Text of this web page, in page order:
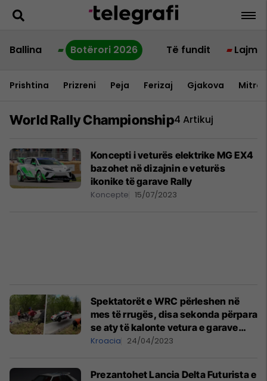
Ballina Botërori 2026 Të fundit Lajme
Prishtina Prizreni Peja Ferizaj Gjakova
World Rally Championship4 Artikuj
Koncepti i veturës elektrike MG EX4
bazohet në dizajnin e veturës
ikonike të garave Rally
Koncepte 15/07/2023
Spektatorët e WRC përleshen në
mes të rrugës, disa sekonda përpara
se aty të kalonte vetura e garave
Rally
Kroacia 24/04/2023
Prezantohet Lancia Delta Futurista e